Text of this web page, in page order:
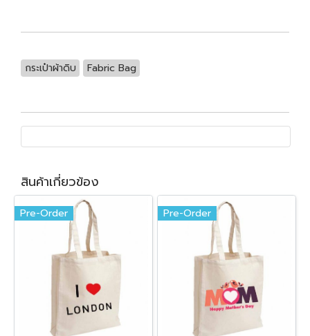
กระเป๋าผ้าดิบ Fabric Bag
สินค้าเกี่ยวข้อง
Pre-Order Pre-Order